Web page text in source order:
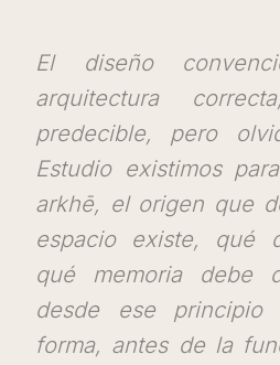
El diseño
arquitectura
predecible, pero
Estudio existimos
arkhē, el origen que
espacio existe, qué
qué memoria debe
desde ese
forma, antes de la